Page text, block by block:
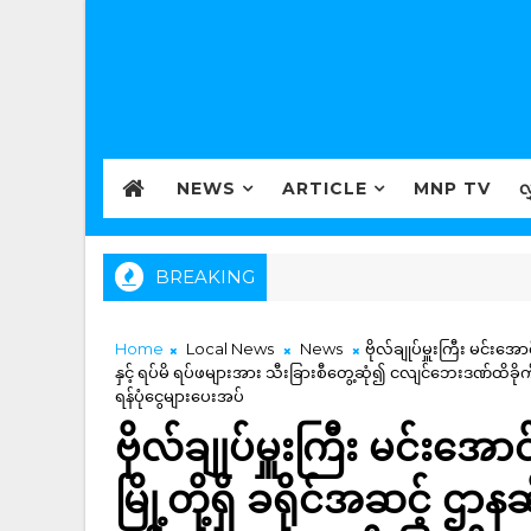
NEWS ARTICLE MNP TV
BREAKING
Home Local News News
ဗိုလ်ချုပ်မှူးကြီး မင်းအ
နှင့် ရပ်မိ ရပ်ဖများအား သီးခြားစီတွေ့ဆုံ၍ ငလျင်ဘေးဒဏ်ထိခို
ရန်ပုံငွေများပေးအပ်
ဗိုလ်ချုပ်မှူးကြီး မင်းအေ
မြို့တို့ရှိ ခရိုင်အဆင့် ဌာန